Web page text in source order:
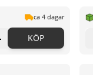
ca 4 dagar
KÖP